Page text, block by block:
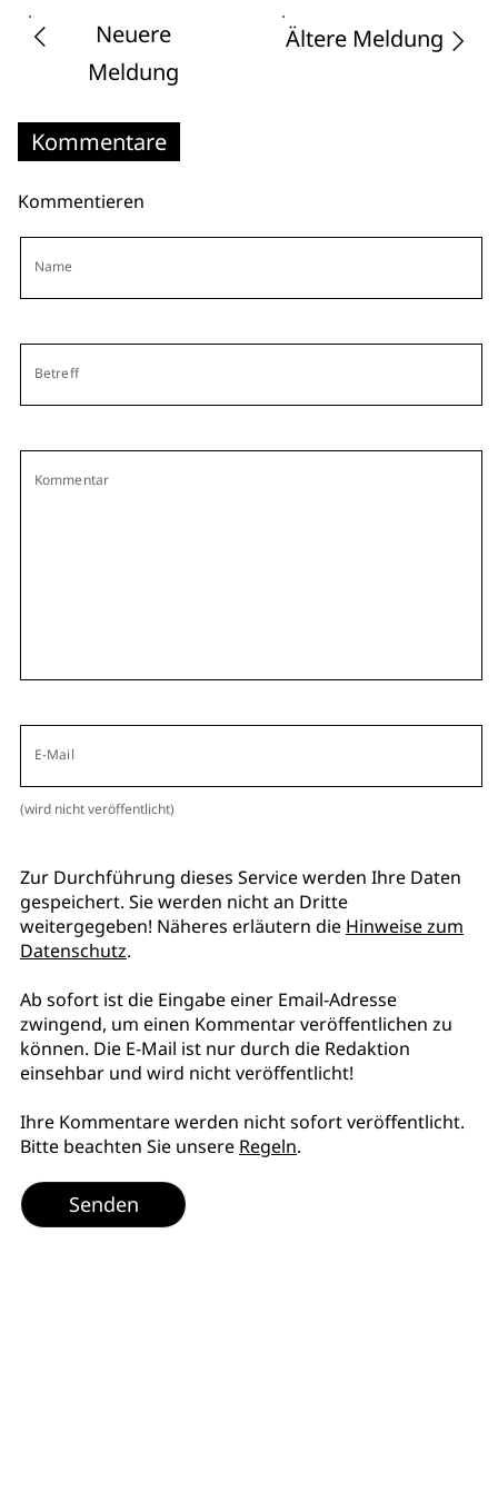
Neuere
Meldung
Ältere Meldung
Kommentare
Kommentieren
Name
Betreff
Kommentar
E-Mail
(wird nicht veröffentlicht)
Zur Durchführung dieses Service werden Ihre Daten
gespeichert. Sie werden nicht an Dritte
weitergegeben! Näheres erläutern die Hinweise zum
Datenschutz.
Ab sofort ist die Eingabe einer Email-Adresse
zwingend, um einen Kommentar veröffentlichen zu
können. Die E-Mail ist nur durch die Redaktion
einsehbar und wird nicht veröffentlicht!
Ihre Kommentare werden nicht sofort veröffentlicht.
Bitte beachten Sie unsere Regeln.
Senden